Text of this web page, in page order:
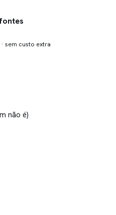
sem custo extra
não é)